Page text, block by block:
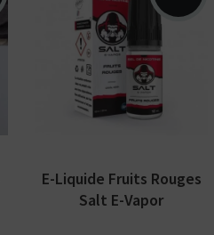
Arômes : fraise,
framboise, cassis,
myrtille. E-liquide Salt
E-Vapor disponible en
10ml et 10 ou...
E-Liquide Fruits Rouges
Salt E-Vapor